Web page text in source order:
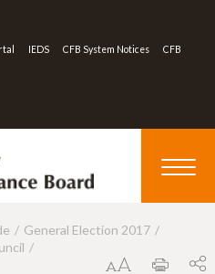
IEDS CFB System Notices CFB
General Election 2017